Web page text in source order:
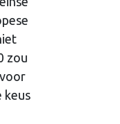
zou
keus